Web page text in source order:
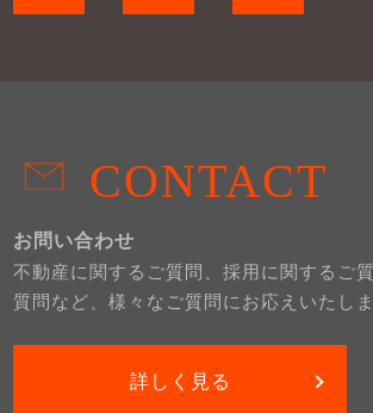
CONTACT
お問い合わせ
不動産に関するご質問、採用に関するご
質問など、様々なご質問にお応えいたしま
詳しく見る